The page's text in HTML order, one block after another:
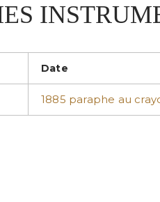
Date
1885 paraphe au